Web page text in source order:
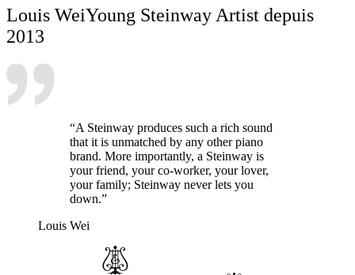
Louis WeiYoung Steinway Artist depuis
2013
“A Steinway produces such a rich sound
that it is unmatched by any other piano
brand. More importantly, a Steinway is
your friend, your co-worker, your lover,
your family; Steinway never lets you
down.”
Louis Wei